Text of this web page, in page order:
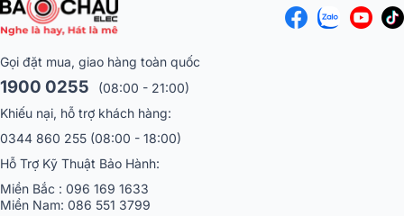
Gọi đặt mua, giao hàng toàn quốc
1900 0255
(08:00 - 21:00)
Khiếu nại, hỗ trợ khách hàng:
0344 860 255 (08:00 - 18:00)
Hỗ Trợ Kỹ Thuật Bảo Hành:
Miền Bắc : 096 169 1633
Miền Nam: 086 551 3799